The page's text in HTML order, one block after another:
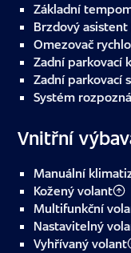
Základní
Brzdový asistent
Omezovač
Zadní parkovací
Zadní parkovací
Systém
Vnitřní
Manuální
Kožený volant
Multifunkční
Nastavitelný
Vyhřívaný volant